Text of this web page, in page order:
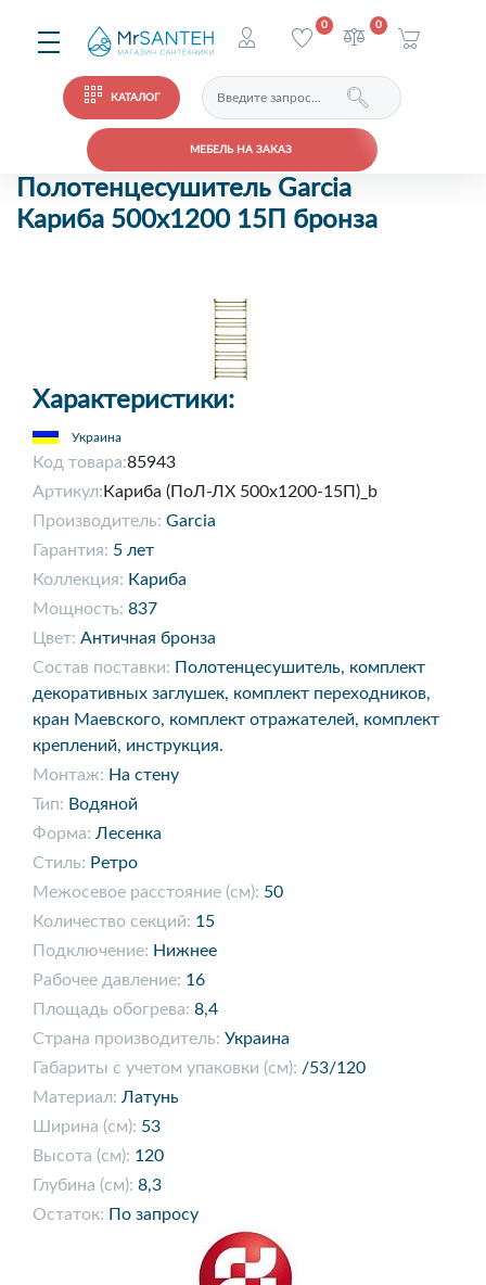
КАТАЛОГ
МЕБЕЛЬ НА ЗАКАЗ
0 0
Полотенцесушитель Garcia
Кариба 500х1200 15П бронза
Характеристики:
Украина
Код товара:85943
Артикул: Кариба (ПоЛ-ЛХ 500х1200-15П)_b
Производитель: Garcia
Гарантия: 5 лет
Коллекция: Кариба
Мощность: 837
Цвет: Античная бронза
Состав поставки: Полотенцесушитель, комплект
декоративных заглушек, комплект переходников,
кран Маевского, комплект отражателей, комплект
креплений, инструкция.
Монтаж: На стену
Тип: Водяной
Форма: Лесенка
Стиль: Ретро
Межосевое расстояние (см): 50
Количество секций: 15
Подключение: Нижнее
Рабочее давление: 16
Площадь обогрева: 8,4
Страна производитель: Украина
Габариты с учетом упаковки (см): /53/120
Материал: Латунь
Ширина (см): 53
Высота (см): 120
Глубина (см): 8,3
Остаток: По запросу